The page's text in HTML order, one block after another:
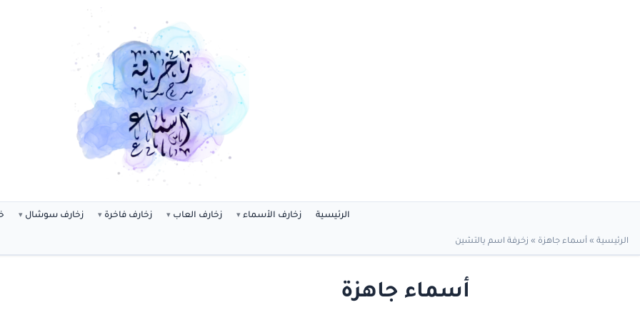
الرئيسية زخارف الأسماء زخارف العاب زخارف فاخرة زخارف سوشال
الرئيسية » أسماء جاهزة » زخرفة اسم يالتشين
أسماء جاهزة